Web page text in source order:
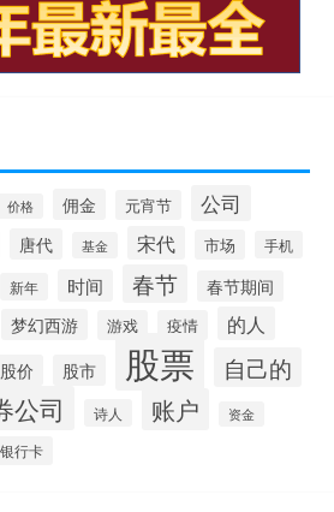
价格 佣金 元宵节
公司
唐代 基金 宋代 市场 手机
新年 时间 春节 春节期间
梦幻西游 游戏 疫情 的人
股价 股市 股票 自己的
公司 诗人 账户 资金
银行卡